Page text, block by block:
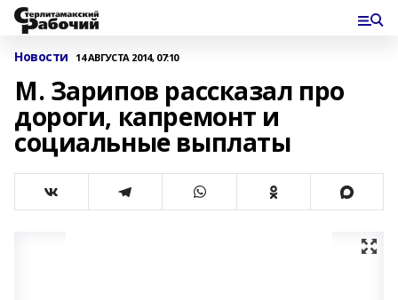
Новости 14 АВГУСТА 2014, 07:10
М. Зарипов рассказал про
дороги, капремонт и
социальные выплаты